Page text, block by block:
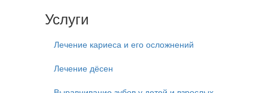
Услуги
Лечение кариеса и его осложнений
Лечение дёсен